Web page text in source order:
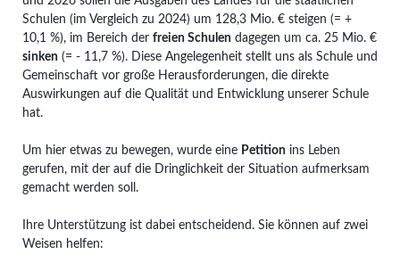
Schulen (im Vergleich zu 2024) um 128,3 Mio. € steigen (= +
10,1 %), im Bereich der freien Schulendagegen um ca. 25 Mio. €
sinken(= - 11,7 %). Diese Angelegenheit stellt uns als Schule und
Gemeinschaft vor große Herausforderungen, die direkte
Auswirkungen auf die Qualität und Entwicklung unserer Schule
hat.
Um hier etwas zu bewegen, wurde eine Petitionins Leben
gerufen, mit der auf die Dringlichkeit der Situation aufmerksam
gemacht werden soll.
Ihre Unterstützung ist dabei entscheidend. Sie können auf zwei
Weisen helfen: